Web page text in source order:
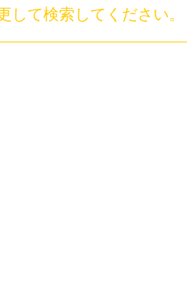
して検索してください。